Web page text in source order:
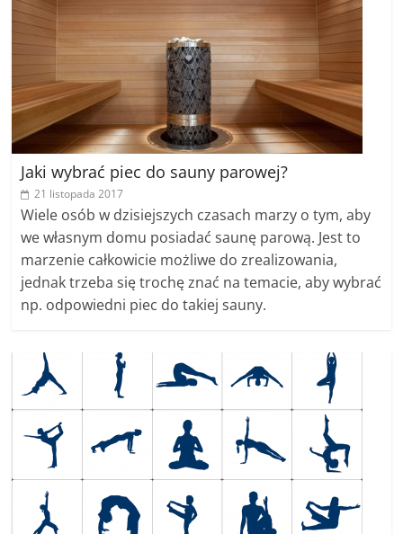
Jaki wybrać piec do sauny parowej?
21 listopada 2017
Wiele osób w dzisiejszych czasach marzy o tym, aby
we własnym domu posiadać saunę parową. Jest to
marzenie całkowicie możliwe do zrealizowania,
jednak trzeba się trochę znać na temacie, aby wybrać
np. odpowiedni piec do takiej sauny.